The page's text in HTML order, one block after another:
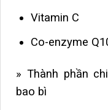
Vitamin C
Co-enzyme
» Thành phần
bao bì